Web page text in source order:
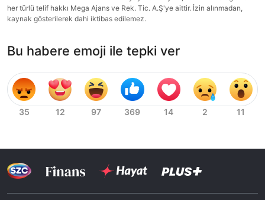
her türlü telif hakkı Mega Ajans ve Rek. Tic. A.Ş'ye aittir. İzin alınmadan,
kaynak gösterilerek dahi iktibas edilemez.
Bu habere emoji ile tepki ver